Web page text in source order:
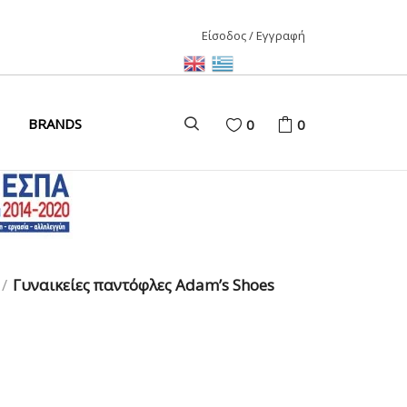
Είσοδος / Εγγραφή
BRANDS 0 0
/ Γυναικείες παντόφλες Adam’s Shoes